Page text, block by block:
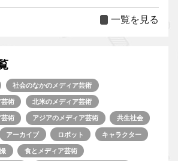
一覧を見る
社会のなかのメディア芸術
芸術 北米のメディア芸術
芸術 アジアのメディア芸術 共生社会
アーカイブ ロボット キャラクター
食とメディア芸術